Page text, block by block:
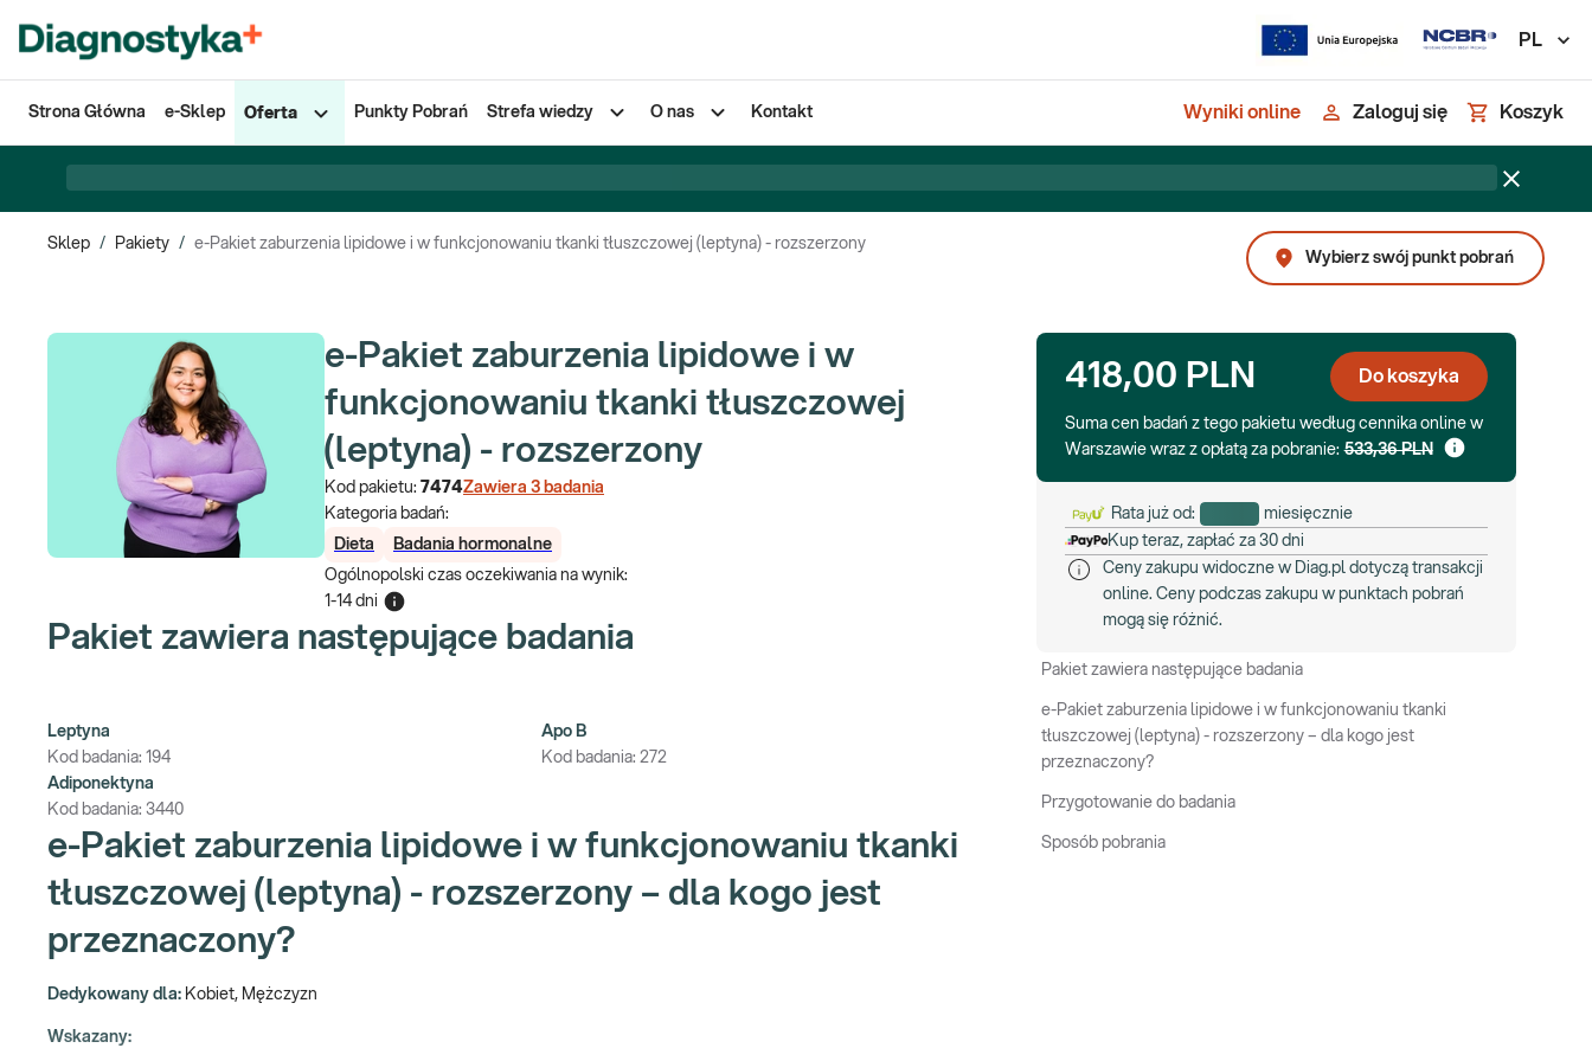
PL
Strona Główna e-Sklep Oferta Punkty Pobrań Strefa wiedzy O nas Kontakt Wyniki online Zaloguj się Koszyk
Sklep / Pakiety / e-Pakiet zaburzenia lipidowe i w funkcjonowaniu tkanki tłuszczowej (leptyna) - rozszerzony
Wybierz swój punkt pobrań
e-Pakiet zaburzenia lipidowe i w
funkcjonowaniu tkanki tłuszczowej
(leptyna) - rozszerzony
Kod pakietu: 7474Zawiera 3 badania
Kategoria badań:
Dieta
Badania hormonalne
Ogólnopolski czas oczekiwania na wynik:
1-14 dni
Pakiet zawiera następujące badania
Leptyna
Kod badania: 194
Adiponektyna
Kod badania: 3440
Apo B
Kod badania: 272
e-Pakiet zaburzenia lipidowe i w funkcjonowaniu tkanki
tłuszczowej (leptyna) - rozszerzony – dla kogo jest
przeznaczony?
Dedykowany dla: Kobiet, Mężczyzn
Wskazany:
418,00 PLN Do koszyka
Suma cen badań z tego pakietu według cennika online w
Warszawie wraz z opłatą za pobranie: 533,36 PLN
Rata już od:
miesięcznie
Kup teraz, zapłać za 30 dni
Ceny zakupu widoczne w Diag.pl dotyczą transakcji
online. Ceny podczas zakupu w punktach pobrań
mogą się różnić.
Pakiet zawiera następujące badania
e-Pakiet zaburzenia lipidowe i w funkcjonowaniu tkanki
tłuszczowej (leptyna) - rozszerzony – dla kogo jest
przeznaczony?
Przygotowanie do badania
Sposób pobrania